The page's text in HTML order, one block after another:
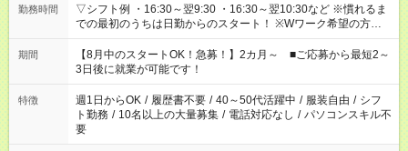
勤務時間
▽シフト例 ・16:30～翌9:30 ・16:30～翌10:30など ※慣れるま
での最初のうちは日勤からのスタート！ ※Wワーク希望の方へ
今ご覧のお仕事で希望する勤務時間と、もう1つのお仕事の勤務
時間。 合計で週40時間を超える場合は応募できません。
期間
【8月中のスタートOK！急募！】2カ月～ ■ご応募から最短2～
3日後に就業が可能です！
特徴 週1日からOK / 履歴書不要 / 40～50代活躍中 / 服装自由 / シフ
ト勤務 / 10名以上の大量募集 / 電話対応なし / パソコンスキル不
要